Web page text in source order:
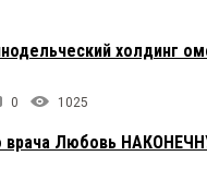
холдинг
0 1025
врача Любовь